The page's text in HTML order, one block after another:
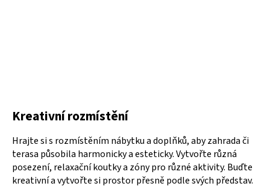
Kreativní rozmístění
Hrajte si s rozmístěním nábytku a doplňků, aby zahrada či
terasa působila harmonicky a esteticky. Vytvořte různá
posezení, relaxační koutky a zóny pro různé aktivity. Buďte
kreativní a vytvořte si prostor přesně podle svých představ.